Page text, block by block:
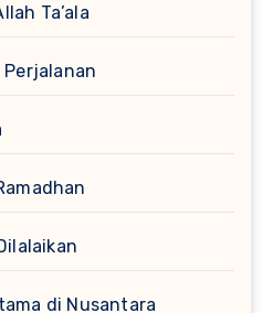
Ta’ala
Perjalanan
di Nusantara